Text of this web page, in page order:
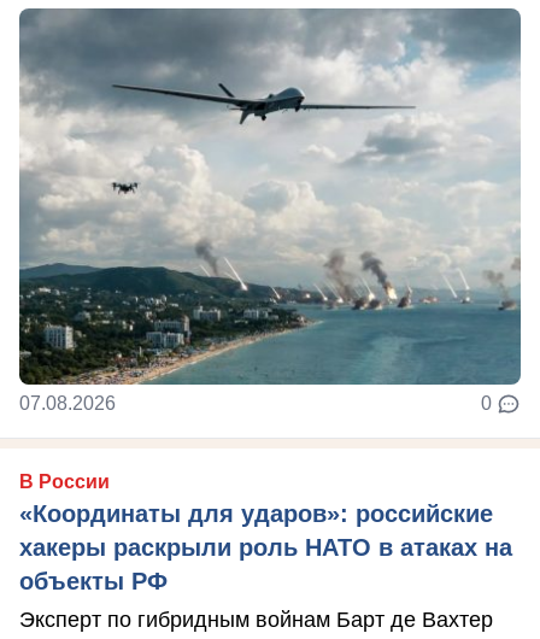
07.08.2026 0
В России
«Координаты для ударов»: российские
хакеры раскрыли роль НАТО в атаках на
объекты РФ
Эксперт по гибридным войнам Барт де Вахтер